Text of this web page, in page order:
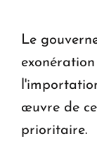
Le
œuvre de
prioritaire.